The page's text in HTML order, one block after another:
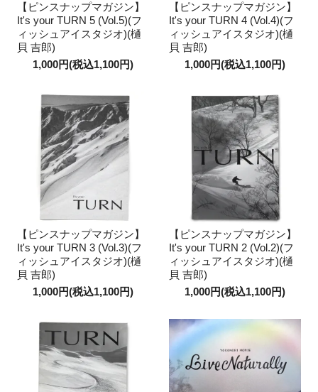
【ピンスナップマガジン】
It's your TURN 5 (Vol.5)(フ
ィッシュアイスタジオ)(樋
貝 吉郎)
1,000円(税込1,100円)
【ピンスナップマガジン】
It's your TURN 4 (Vol.4)(フ
ィッシュアイスタジオ)(樋
貝 吉郎)
1,000円(税込1,100円)
【ピンスナップマガジン】
It's your TURN 3 (Vol.3)(フ
ィッシュアイスタジオ)(樋
貝 吉郎)
1,000円(税込1,100円)
【ピンスナップマガジン】
It's your TURN 2 (Vol.2)(フ
ィッシュアイスタジオ)(樋
貝 吉郎)
1,000円(税込1,100円)